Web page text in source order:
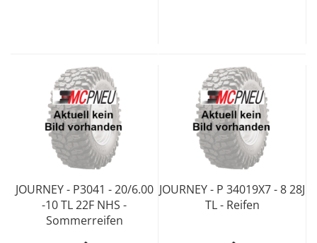
JOURNEY - P3041 - 20/6.00
-10 TL 22F NHS -
Sommerreifen
JOURNEY - P 34019X7 - 8 28J
TL - Reifen